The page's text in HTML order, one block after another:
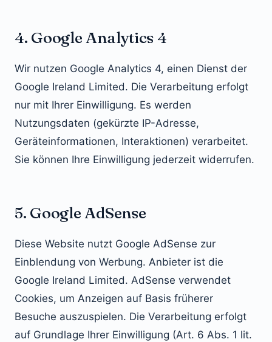
4. Google Analytics 4
Wir nutzen Google Analytics 4, einen Dienst der
Google Ireland Limited. Die Verarbeitung erfolgt
nur mit Ihrer Einwilligung. Es werden
Nutzungsdaten (gekürzte IP-Adresse,
Geräteinformationen, Interaktionen) verarbeitet.
Sie können Ihre Einwilligung jederzeit widerrufen.
5. Google AdSense
Diese Website nutzt Google AdSense zur
Einblendung von Werbung. Anbieter ist die
Google Ireland Limited. AdSense verwendet
Cookies, um Anzeigen auf Basis früherer
Besuche auszuspielen. Die Verarbeitung erfolgt
auf Grundlage Ihrer Einwilligung (Art. 6 Abs. 1 lit.